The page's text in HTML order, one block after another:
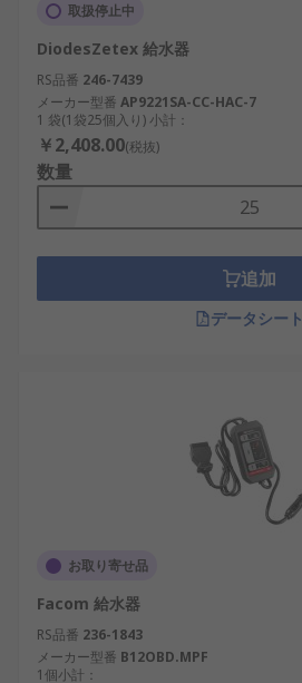
取扱停止中
DiodesZetex 給水器
RS品番 246-7439
メーカー型番 AP9221SA-CC-HAC-7
1 袋(1袋25個入り) 小計：
￥2,408.00(税抜)
数量
追加
データシート
お取り寄せ品
Facom 給水器
RS品番 236-1843
メーカー型番 B12OBD.MPF
1個小計：